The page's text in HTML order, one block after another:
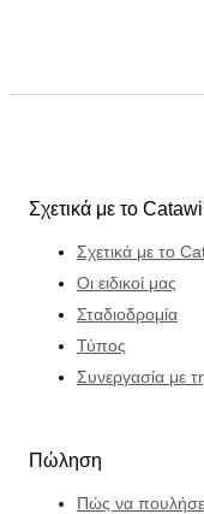
Σχετικά με το
Σχετικά με το
Οι ειδικοί μας
Σταδιοδρομία
Τύπος
Συνεργασία με
Πώληση
Πώς να